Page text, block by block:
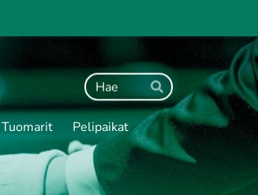
Haku
Hae
Tuomarit
Pelipaikat